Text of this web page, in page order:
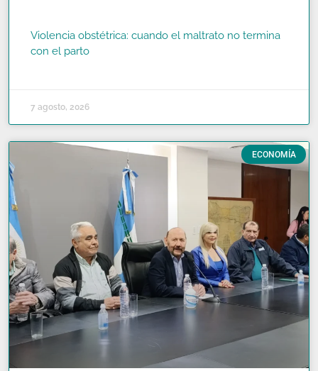
Violencia obstétrica: cuando el maltrato no termina
con el parto
7 agosto, 2026
ECONOMÍA